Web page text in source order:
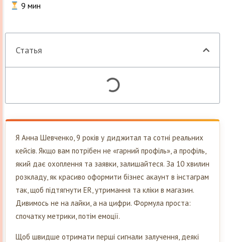
9 мин
Статья
Я Анна Шевченко, 9 років у диджитал та сотні реальних
кейсів. Якщо вам потрібен не «гарний профіль», а профіль,
який дає охоплення та заявки, залишайтеся. За 10 хвилин
розкладу, як красиво оформити бізнес акаунт в інстаграм
так, щоб підтягнути ER, утримання та кліки в магазин.
Дивимось не на лайки, а на цифри. Формула проста:
спочатку метрики, потім емоції.
Щоб швидше отримати перші сигнали залучення, деякі